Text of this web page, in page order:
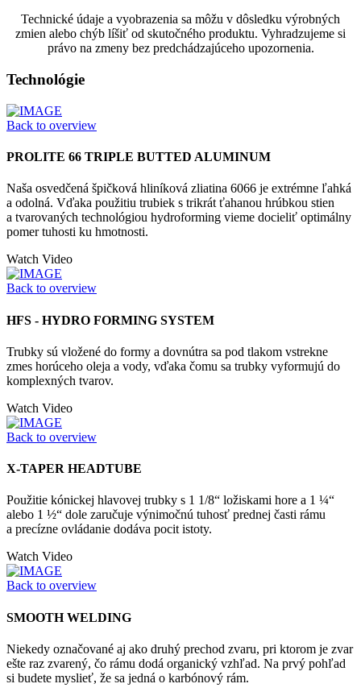
Technické údaje a vyobrazenia sa môžu v dôsledku výrobných
zmien alebo chýb líšiť od skutočného produktu. Vyhradzujeme si
právo na zmeny bez predchádzajúceho upozornenia.
Technológie
Back to overview
PROLITE 66 TRIPLE BUTTED ALUMINUM
Naša osvedčená špičková hliníková zliatina 6066 je extrémne ľahká
a odolná. Vďaka použitiu trubiek s trikrát ťahanou hrúbkou stien
a tvarovaných technológiou hydroforming vieme docieliť optimálny
pomer tuhosti ku hmotnosti.
Watch Video
Back to overview
HFS - HYDRO FORMING SYSTEM
Trubky sú vložené do formy a dovnútra sa pod tlakom vstrekne
zmes horúceho oleja a vody, vďaka čomu sa trubky vyformujú do
komplexných tvarov.
Watch Video
Back to overview
X-TAPER HEADTUBE
Použitie kónickej hlavovej trubky s 1 1/8“ ložiskami hore a 1 ¼“
alebo 1 ½“ dole zaručuje výnimočnú tuhosť prednej časti rámu
a precízne ovládanie dodáva pocit istoty.
Watch Video
Back to overview
SMOOTH WELDING
Niekedy označované aj ako druhý prechod zvaru, pri ktorom je zvar
ešte raz zvarený, čo rámu dodá organický vzhľad. Na prvý pohľad
si budete myslieť, že sa jedná o karbónový rám.